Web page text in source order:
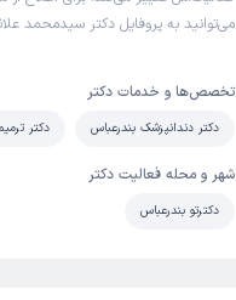
می‌توانید به پروفایل دکتر سیدمحمد
تخصص‌ها و خدمات دکتر
دکتر دندانپزشک بندرعباس دکتر
شهر و محله فعالیت دکتر
دکترتو بندرعباس